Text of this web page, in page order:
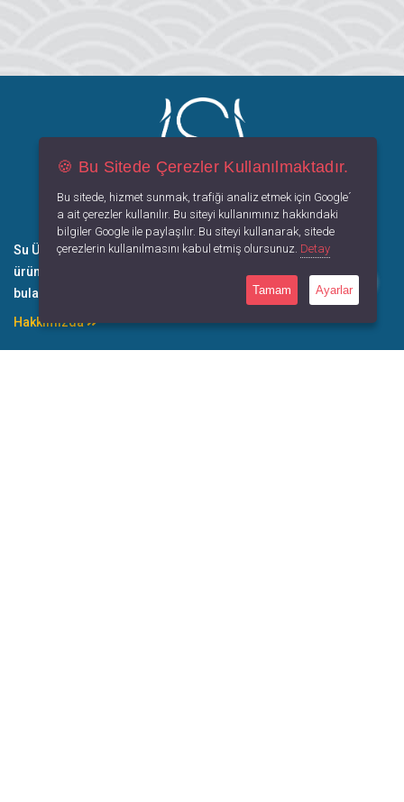
Su Üstünde; birbirinden değerli denizcilik ürünleri, vintage
ürünler, hediyelik eşyalar ve gemi maketlerine dair her şeyi
bulabileceğiniz mağazadır.
Hakkımızda
🍪 Bu Sitede Çerezler Kullanılmaktadır.
Bu sitede, hizmet sunmak, trafiği analiz etmek için Google´
a ait çerezler kullanılır. Bu siteyi kullanımınız hakkındaki
bilgiler Google ile paylaşılır. Bu siteyi kullanarak, sitede
çerezlerin kullanılmasını kabul etmiş olursunuz. Detay
Tamam Ayarlar